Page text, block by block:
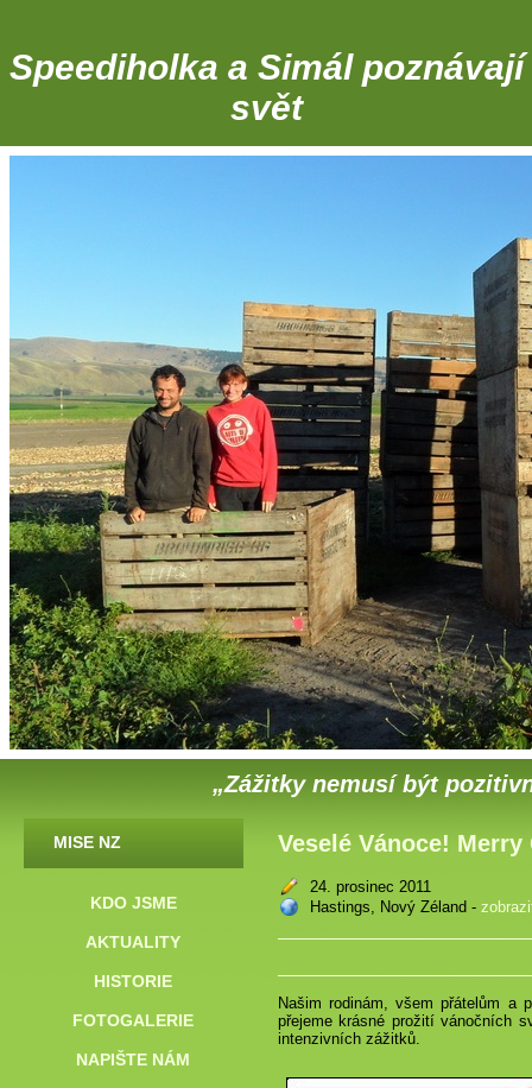
Speediholka a Simál poznávají
svět
„Zážitky nemusí být
MISE NZ
KDO JSME
AKTUALITY
HISTORIE
FOTOGALERIE
NAPIŠTE NÁM
Veselé Vánoce!
24. prosinec 2011
Hastings, Nový Zéland -
Našim rodinám, všem přátelům a
přejeme krásné prožití vánočních
intenzivních zážitků.